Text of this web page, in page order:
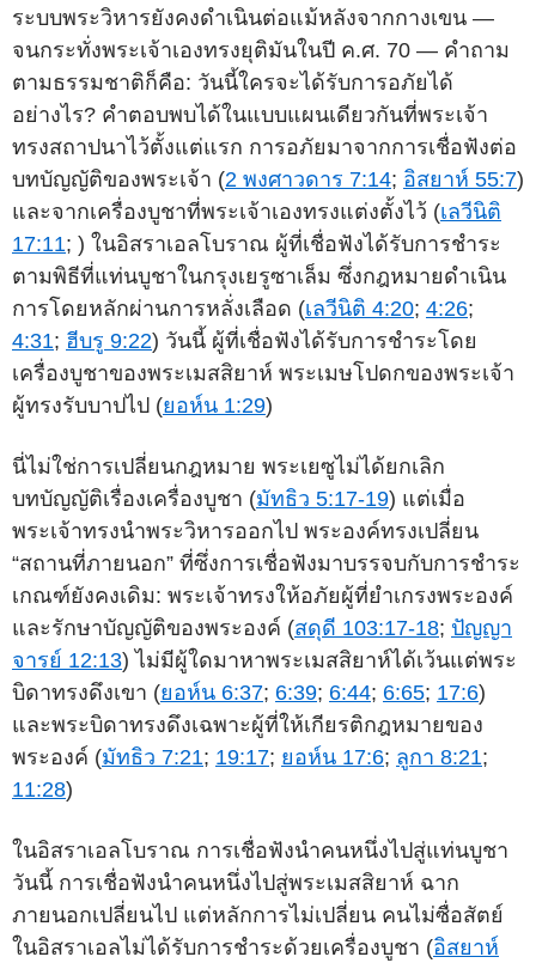
ระบบพระวิหารยังคงดำเนินต่อแม้หลังจากกางเขน —
จนกระทั่งพระเจ้าเองทรงยุติมันในปี ค.ศ. 70 — คำถาม
ตามธรรมชาติก็คือ: วันนี้ใครจะได้รับการอภัยได้
อย่างไร? คำตอบพบได้ในแบบแผนเดียวกันที่พระเจ้า
ทรงสถาปนาไว้ตั้งแต่แรก การอภัยมาจากการเชื่อฟังต่อ
บทบัญญัติของพระเจ้า (2 พงศาวดาร 7:14; อิสยาห์ 55:7)
และจากเครื่องบูชาที่พระเจ้าเองทรงแต่งตั้งไว้ (เลวีนิติ
17:11; ) ในอิสราเอลโบราณ ผู้ที่เชื่อฟังได้รับการชำระ
ตามพิธีที่แท่นบูชาในกรุงเยรูซาเล็ม ซึ่งกฎหมายดำเนิน
การโดยหลักผ่านการหลั่งเลือด (เลวีนิติ 4:20; 4:26;
4:31; ฮีบรู 9:22) วันนี้ ผู้ที่เชื่อฟังได้รับการชำระโดย
เครื่องบูชาของพระเมสสิยาห์ พระเมษโปดกของพระเจ้า
ผู้ทรงรับบาปไป (ยอห์น 1:29)
นี่ไม่ใช่การเปลี่ยนกฎหมาย พระเยซูไม่ได้ยกเลิก
บทบัญญัติเรื่องเครื่องบูชา (มัทธิว 5:17-19) แต่เมื่อ
พระเจ้าทรงนำพระวิหารออกไป พระองค์ทรงเปลี่ยน
“สถานที่ภายนอก” ที่ซึ่งการเชื่อฟังมาบรรจบกับการชำระ
เกณฑ์ยังคงเดิม: พระเจ้าทรงให้อภัยผู้ที่ยำเกรงพระองค์
และรักษาบัญญัติของพระองค์ (สดุดี 103:17-18; ปัญญา
จารย์ 12:13) ไม่มีผู้ใดมาหาพระเมสสิยาห์ได้เว้นแต่พระ
บิดาทรงดึงเขา (ยอห์น 6:37; 6:39; 6:44; 6:65; 17:6)
และพระบิดาทรงดึงเฉพาะผู้ที่ให้เกียรติกฎหมายของ
พระองค์ (มัทธิว 7:21; 19:17; ยอห์น 17:6; ลูกา 8:21;
11:28)
ในอิสราเอลโบราณ การเชื่อฟังนำคนหนึ่งไปสู่แท่นบูชา
วันนี้ การเชื่อฟังนำคนหนึ่งไปสู่พระเมสสิยาห์ ฉาก
ภายนอกเปลี่ยนไป แต่หลักการไม่เปลี่ยน คนไม่ซื่อสัตย์
ในอิสราเอลไม่ได้รับการชำระด้วยเครื่องบูชา (อิสยาห์